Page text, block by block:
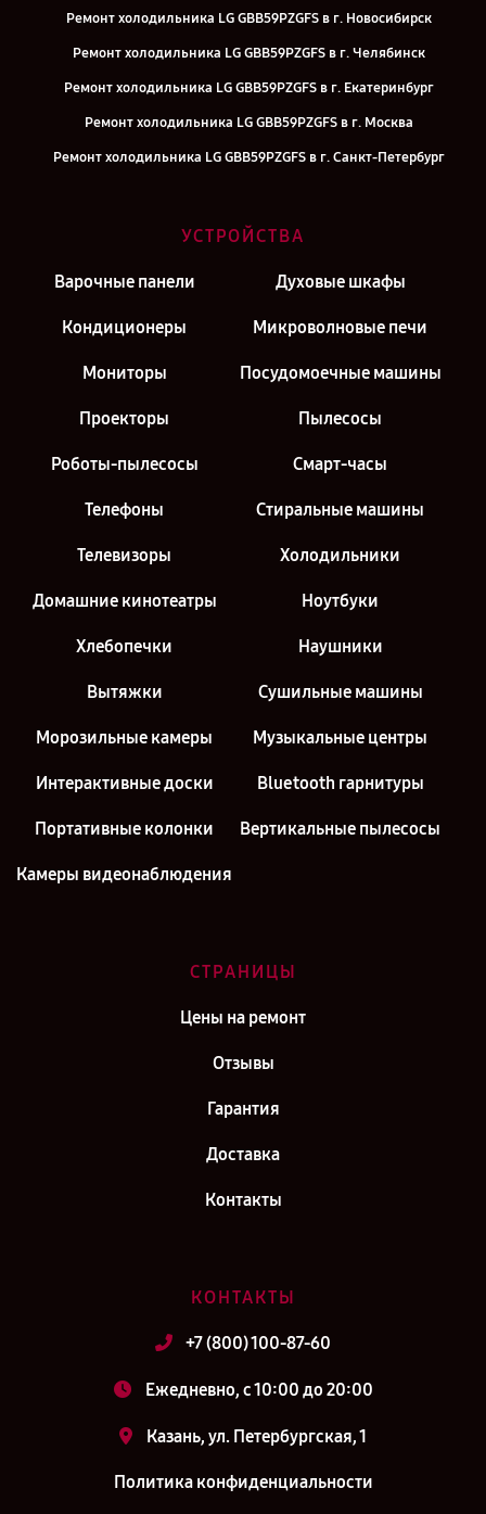
Ремонт холодильника LG GBB59PZGFS в г. Новосибирск
Ремонт холодильника LG GBB59PZGFS в г. Челябинск
Ремонт холодильника LG GBB59PZGFS в г. Екатеринбург
Ремонт холодильника LG GBB59PZGFS в г. Москва
Ремонт холодильника LG GBB59PZGFS в г. Санкт-Петербург
УСТРОЙСТВА
Варочные панели Духовые шкафы
Кондиционеры Микроволновые печи
Мониторы Посудомоечные машины
Проекторы Пылесосы
Роботы-пылесосы Смарт-часы
Телефоны Стиральные машины
Телевизоры Холодильники
Домашние кинотеатры Ноутбуки
Хлебопечки Наушники
Вытяжки Сушильные машины
Морозильные камеры Музыкальные центры
Интерактивные доски Bluetooth гарнитуры
Портативные колонки Вертикальные пылесосы
Камеры видеонаблюдения
СТРАНИЦЫ
Цены на ремонт
Отзывы
Гарантия
Доставка
Контакты
КОНТАКТЫ
+7 (800) 100-87-60
Ежедневно, с 10:00 до 20:00
Казань, ул. Петербургская, 1
Политика конфиденциальности